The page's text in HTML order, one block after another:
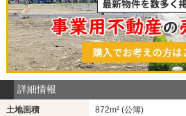
詳細情報
土地面積 872m² (公簿)